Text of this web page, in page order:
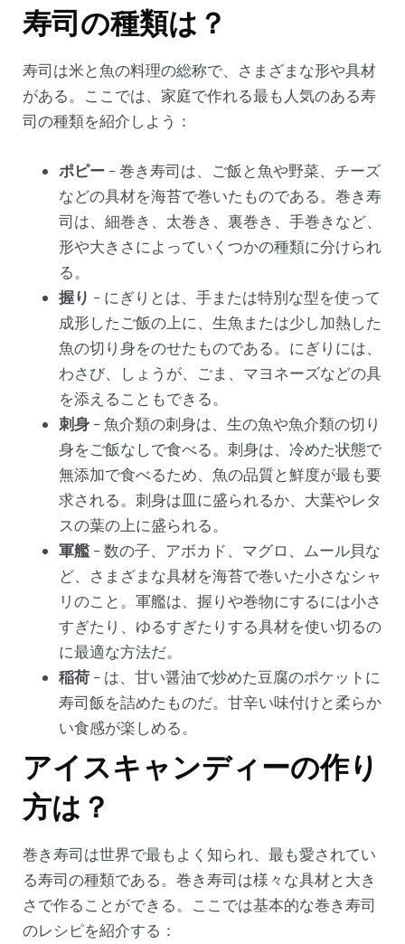
寿司の種類は？
寿司は米と魚の料理の総称で、さまざまな形や具材
がある。ここでは、家庭で作れる最も人気のある寿
司の種類を紹介しよう：
ポピー - 巻き寿司は、ご飯と魚や野菜、チーズ
などの具材を海苔で巻いたものである。巻き寿
司は、細巻き、太巻き、裏巻き、手巻きなど、
形や大きさによっていくつかの種類に分けられ
る。
握り - にぎりとは、手または特別な型を使って
成形したご飯の上に、生魚または少し加熱した
魚の切り身をのせたものである。にぎりには、
わさび、しょうが、ごま、マヨネーズなどの具
を添えることもできる。
刺身 - 魚介類の刺身は、生の魚や魚介類の切り
身をご飯なしで食べる。刺身は、冷めた状態で
無添加で食べるため、魚の品質と鮮度が最も要
求される。刺身は皿に盛られるか、大葉やレタ
スの葉の上に盛られる。
軍艦- 数の子、アボカド、マグロ、ムール貝な
ど、さまざまな具材を海苔で巻いた小さなシャ
リのこと。軍艦は、握りや巻物にするには小さ
すぎたり、ゆるすぎたりする具材を使い切るの
に最適な方法だ。
稲荷 - は、甘い醤油で炒めた豆腐のポケットに
寿司飯を詰めたものだ。甘辛い味付けと柔らか
い食感が楽しめる。
アイスキャンディーの作り
方は？
巻き寿司は世界で最もよく知られ、最も愛されてい
る寿司の種類である。巻き寿司は様々な具材と大き
さで作ることができる。ここでは基本的な巻き寿司
のレシピを紹介する：